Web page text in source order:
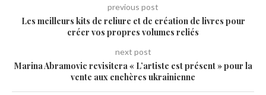
previous post
Les meilleurs kits de reliure et de création de livres pour
créer vos propres volumes reliés
next post
Marina Abramovic revisitera « L’artiste est présent » pour la
vente aux enchères ukrainienne